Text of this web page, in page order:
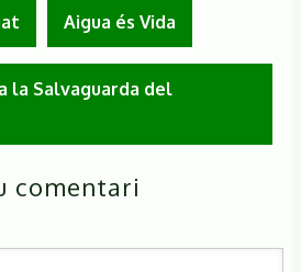
Aigua és Vida
la Salvaguarda del
comentari